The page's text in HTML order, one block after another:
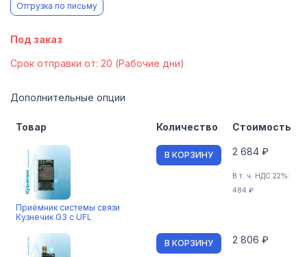
Отгрузка по письму
Под заказ
Cрок отправки от: 20 (Рабочие дни)
Дополнительные опции
Товар Количество Стоимость
Приёмник системы связи
Кузнечик G3 с UFL
В КОРЗИНУ 2 684 ₽
В т. ч. НДС 22%:
484 ₽
В КОРЗИНУ 2 806 ₽